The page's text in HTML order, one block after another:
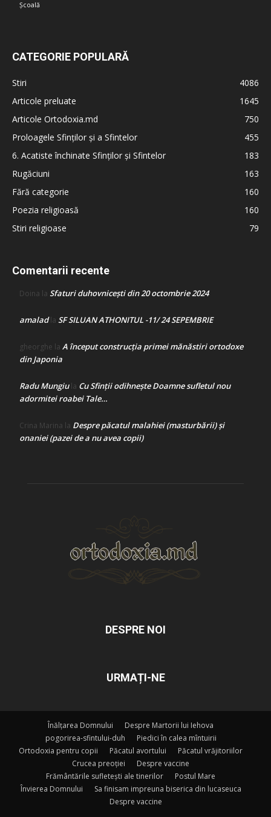
Școală
CATEGORIE POPULARĂ
Stiri
4086
Articole preluate
1645
Articole Ortodoxia.md
750
Proloagele Sfinților și a Sfintelor
455
6. Acatiste închinate Sfinților și Sfintelor
183
Rugăciuni
163
Fără categorie
160
Poezia religioasă
160
Stiri religioase
79
Comentarii recente
Doina la Sfaturi duhovnicești din 20 octombrie 2024
amaladla SF SILUAN ATHONITUL -11/ 24 SEPEMBRIE
gheorghe la A început construcţia primei mănăstiri ortodoxe
din Japonia
Radu Mungiula Cu Sfinții odihnește Doamne sufletul nou
adormitei roabei Tale…
Crina Marina la Despre păcatul malahiei (masturbării) şi
onaniei (pazei de a nu avea copii)
DESPRE NOI
URMAȚI-NE
Înălțarea Domnului
Despre Martorii lui Iehova
pogorirea-sfintului-duh
Piedici în calea mîntuirii
Ortodoxia pentru copii
Păcatul avortului
Păcatul vrăjitoriilor
Crucea preoției
Despre vaccine
Frământările sufletești ale tinerilor
Postul Mare
Învierea Domnului
Sa finisam impreuna biserica din lucaseuca
Despre vaccine